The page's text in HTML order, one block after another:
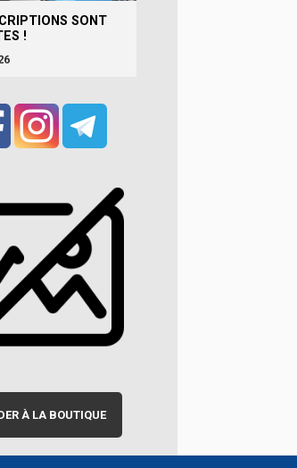
SONT
!
À LA BOUTIQUE